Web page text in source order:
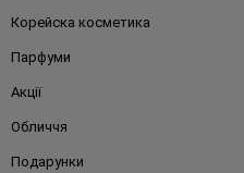
Корейска косметика
Парфуми
Акції
Обличчя
Подарунки